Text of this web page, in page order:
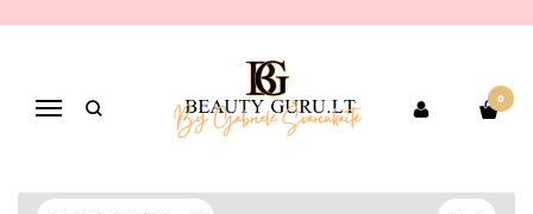
Navigacija
0
ANTICELIULITINĖS KŪNO
Pagrindinis PREKIŲ KATEGORIJOS
Kūno odos priežiūra
Anticeliulitinės kūno priemonės